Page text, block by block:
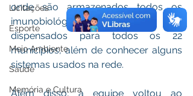
Licitações
Esporte
Meio Ambiente
Saúde
Memória e Cultura
onde são armazenados todos os
imunobiológicos que são
dispensados para todos os 22
municípios, além de conhecer alguns
sistemas usados na rede.
Além disso, a equipe voltou ao